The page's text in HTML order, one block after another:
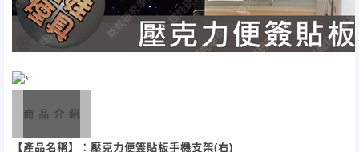
商 品 介 紹
【產品名稱】：壓克力便簽貼板手機支架(右)